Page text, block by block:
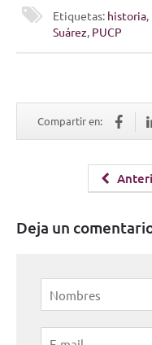
Etiquetas: historia,
Suárez, PUCP
Compartir en:
Deja un